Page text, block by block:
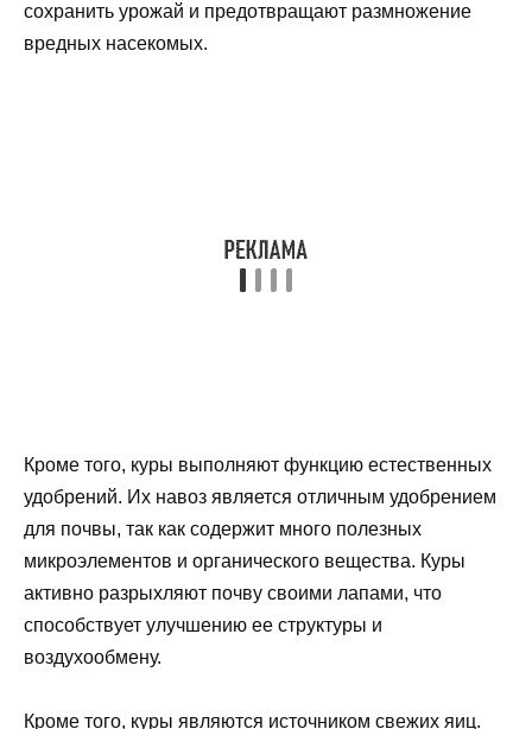
сохранить урожай и предотвращают размножение
вредных насекомых.
Кроме того, куры выполняют функцию естественных
удобрений. Их навоз является отличным удобрением
для почвы, так как содержит много полезных
микроэлементов и органического вещества. Куры
активно разрыхляют почву своими лапами, что
способствует улучшению ее структуры и
воздухообмену.
Кроме того, куры являются источником свежих яиц.